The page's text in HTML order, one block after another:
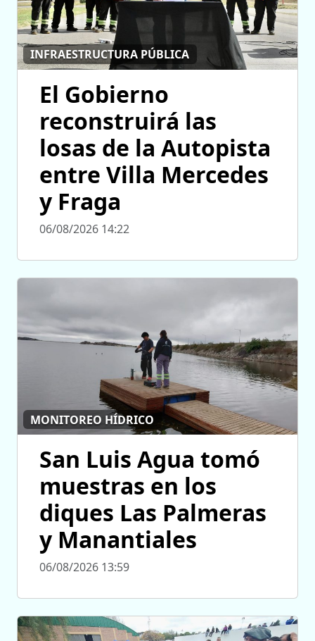
INFRAESTRUCTURA PÚBLICA
El Gobierno
reconstruirá las
losas de la Autopista
entre Villa Mercedes
y Fraga
06/08/2026 14:22
MONITOREO HÍDRICO
San Luis Agua tomó
muestras en los
diques Las Palmeras
y Manantiales
06/08/2026 13:59